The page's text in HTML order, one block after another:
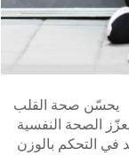
يحسّن صحة القلب
الصحة النفسية
في التحكم بالوزن